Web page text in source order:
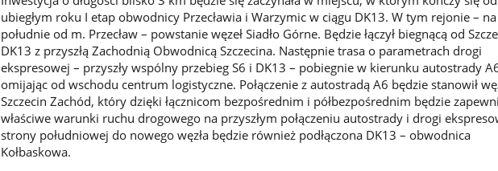
ubiegłym roku I etap obwodnicy Przecławia i Warzymic w ciągu DK13. W tym rejonie – na
południe od m. Przecław – powstanie węzeł Siadło Górne. Będzie łączył biegnącą od
DK13 z przyszłą Zachodnią Obwodnicą Szczecina. Następnie trasa o parametrach drogi
ekspresowej – przyszły wspólny przebieg S6 i DK13 – pobiegnie w kierunku autostrady
omijając od wschodu centrum logistyczne. Połączenie z autostradą A6 będzie stanowił
Szczecin Zachód, który dzięki łącznicom bezpośrednim i półbezpośrednim będzie
właściwe warunki ruchu drogowego na przyszłym połączeniu autostrady i drogi
strony południowej do nowego węzła będzie również podłączona DK13 – obwodnica
Kołbaskowa.